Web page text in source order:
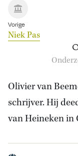
Vorige
Niek Pas
Olivier van
schrijver. Hij
van Heineken